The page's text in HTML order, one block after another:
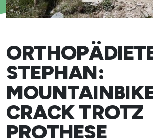
STEPHAN:
CRACK TROTZ
PROTHESE